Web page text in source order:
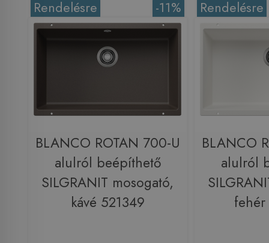
-11%
Rendelésre
BLANCO ROTAN 700-U
alulról beépíthető
SILGRANIT mosogató,
kávé 521349
Rendelésre
BLANCO
alulról